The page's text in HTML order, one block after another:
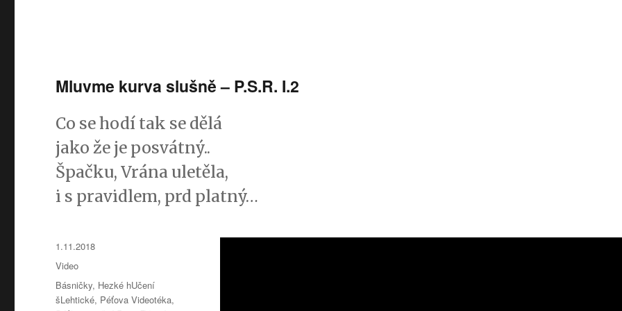
Mluvme kurva slušně – P.S.R. I.2
Co se hodí tak se dělá
jako že je posvátný..
Špačku, Vrána uletěla,
i s pravidlem, prd platný…
Publikováno:
1.11.2018
Formát:
Video
Rubriky:
Básničky, Hezké hUčení
šLehtické, Péťova Videotéka,